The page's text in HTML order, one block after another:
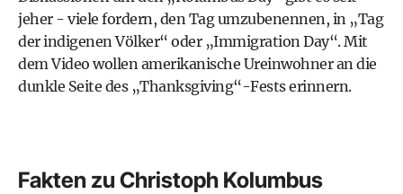
jeher - viele fordern, den Tag umzubenennen, in „Tag
der indigenen Völker“ oder „Immigration Day“. Mit
dem Video wollen amerikanische Ureinwohner an die
dunkle Seite des „Thanksgiving“-Fests erinnern.
Fakten zu Christoph Kolumbus